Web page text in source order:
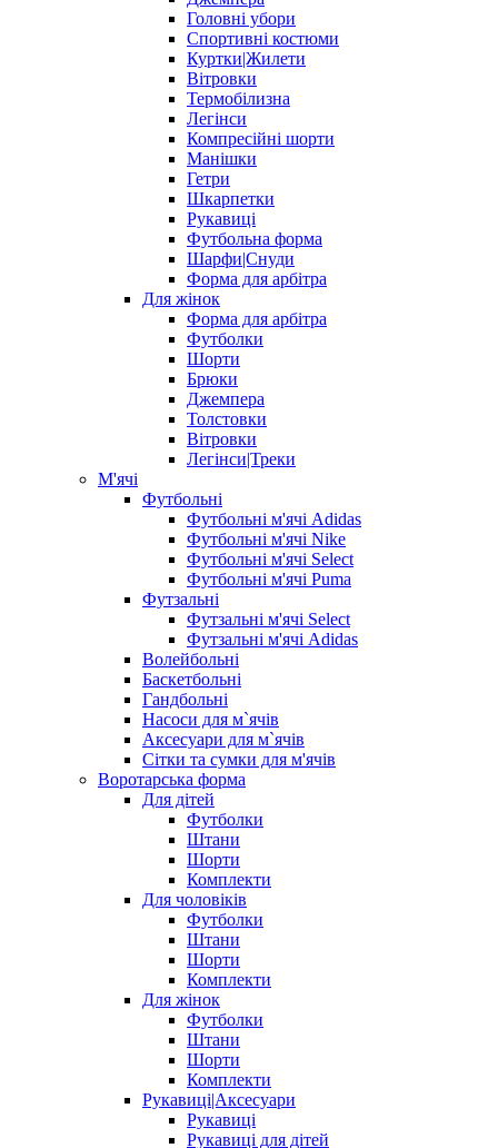
Головні убори
Спортивні костюми
Куртки|Жилети
Вітровки
Термобілизна
Легінси
Компресійні шорти
Манішки
Гетри
Шкарпетки
Рукавиці
Футбольна форма
Шарфи|Снуди
Форма для арбітра
Для жінок
Форма для арбітра
Футболки
Шорти
Брюки
Джемпера
Толстовки
Вітровки
Легінси|Треки
М'ячі
Футбольні
Футбольні м'ячі Adidas
Футбольні м'ячі Nike
Футбольні м'ячі Select
Футбольні м'ячі Puma
Футзальні
Футзальні м'ячі Select
Футзальні м'ячі Adidas
Волейбольні
Баскетбольні
Гандбольні
Насоси для м`ячів
Аксесуари для м`ячів
Сітки та сумки для м'ячів
Воротарська форма
Для дітей
Футболки
Штани
Шорти
Комплекти
Для чоловіків
Футболки
Штани
Шорти
Комплекти
Для жінок
Футболки
Штани
Шорти
Комплекти
Рукавиці|Аксесуари
Рукавиці
Рукавиці для дітей